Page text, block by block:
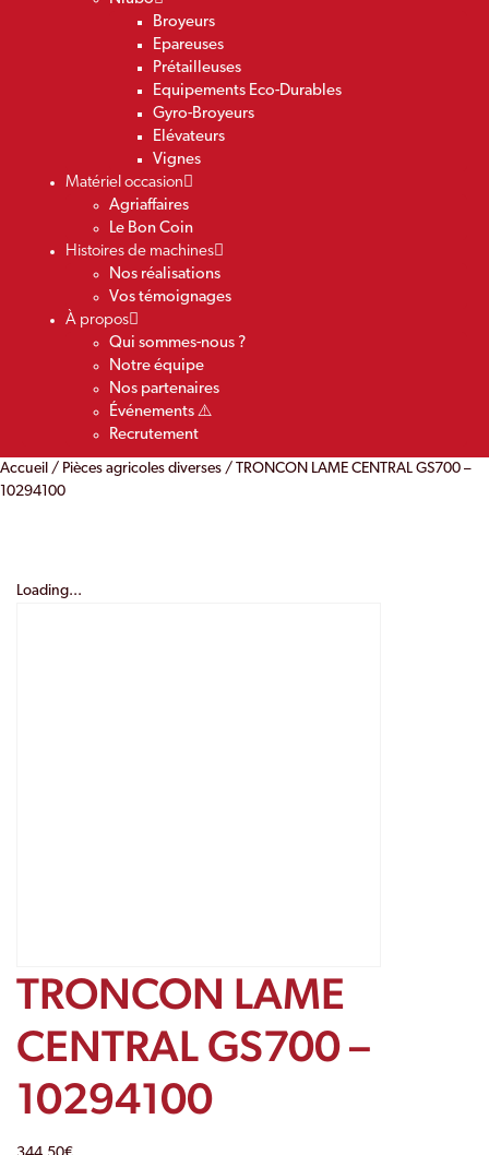
Broyeurs
Epareuses
Prétailleuses
Equipements Eco-Durables
Gyro-Broyeurs
Elévateurs
Vignes
Matériel occasion
Agriaffaires
Le Bon Coin
Histoires de machines
Nos réalisations
Vos témoignages
À propos
Qui sommes-nous ?
Notre équipe
Nos partenaires
Événements ⚠️
Recrutement
Accueil / Pièces agricoles diverses / TRONCON LAME CENTRAL GS700 –
10294100
Loading...
TRONCON LAME
CENTRAL GS700 –
10294100